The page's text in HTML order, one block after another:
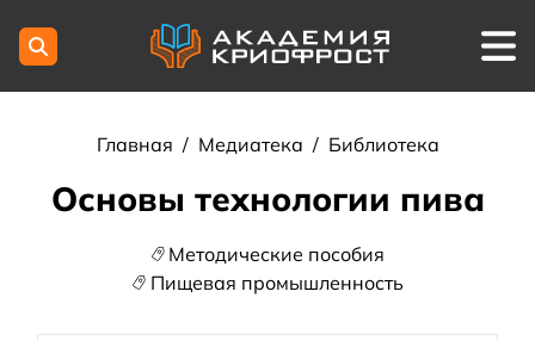
Главная / Медиатека / Библиотека
Основы технологии пива
Методические пособия
Пищевая промышленность